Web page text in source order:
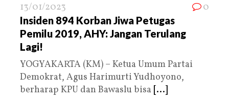
13/01/2023 0
Insiden 894 Korban Jiwa Petugas
Pemilu 2019, AHY: Jangan Terulang
Lagi!
YOGYAKARTA (KM) – Ketua Umum Partai
Demokrat, Agus Harimurti Yudhoyono,
berharap KPU dan Bawaslu bisa [...]